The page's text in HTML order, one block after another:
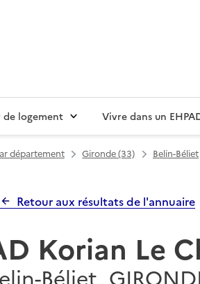
de logement Vivre dans un
département Gironde (33) Belin-Béliet
Retour aux résultats de l'annuaire
Korian Le
Béliet,